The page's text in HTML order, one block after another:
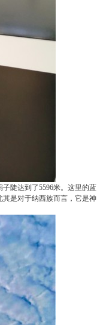
陡达到了5596米。这里的蓝
是对于纳西族而言，它是神